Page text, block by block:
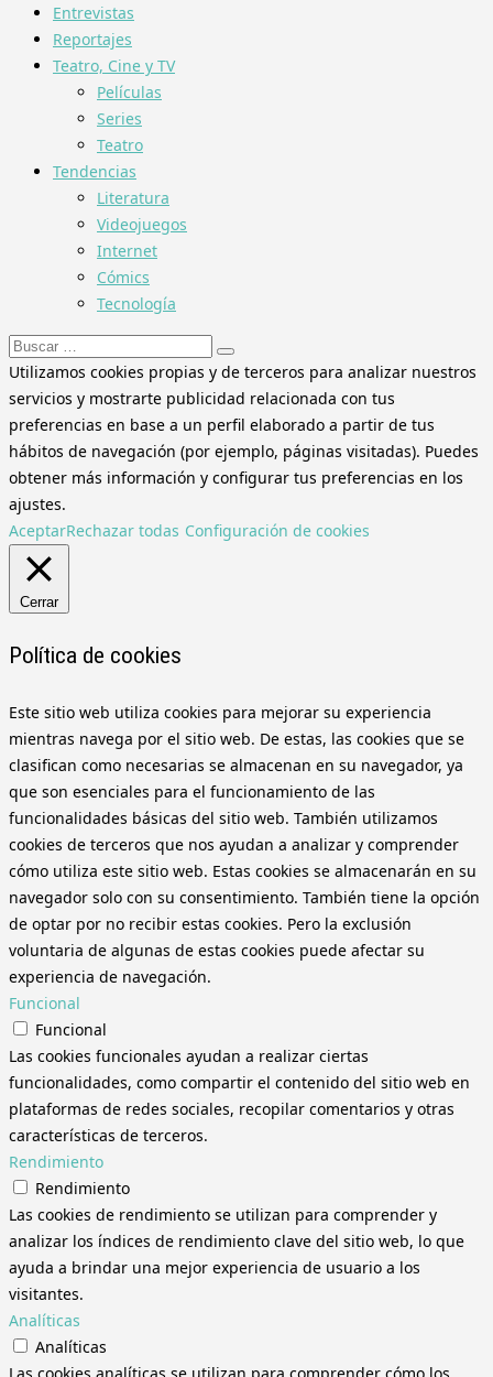
Entrevistas
Reportajes
Teatro, Cine y TV
Películas
Series
Teatro
Tendencias
Literatura
Videojuegos
Internet
Cómics
Tecnología
Buscar:
Utilizamos cookies propias y de terceros para analizar nuestros
servicios y mostrarte publicidad relacionada con tus
preferencias en base a un perfil elaborado a partir de tus
hábitos de navegación (por ejemplo, páginas visitadas). Puedes
obtener más información y configurar tus preferencias en los
ajustes.
AceptarRechazar todas Configuración de cookies
Cerrar
Política de cookies
Este sitio web utiliza cookies para mejorar su experiencia
mientras navega por el sitio web. De estas, las cookies que se
clasifican como necesarias se almacenan en su navegador, ya
que son esenciales para el funcionamiento de las
funcionalidades básicas del sitio web. También utilizamos
cookies de terceros que nos ayudan a analizar y comprender
cómo utiliza este sitio web. Estas cookies se almacenarán en su
navegador solo con su consentimiento. También tiene la opción
de optar por no recibir estas cookies. Pero la exclusión
voluntaria de algunas de estas cookies puede afectar su
experiencia de navegación.
Funcional
Funcional
Las cookies funcionales ayudan a realizar ciertas
funcionalidades, como compartir el contenido del sitio web en
plataformas de redes sociales, recopilar comentarios y otras
características de terceros.
Rendimiento
Rendimiento
Las cookies de rendimiento se utilizan para comprender y
analizar los índices de rendimiento clave del sitio web, lo que
ayuda a brindar una mejor experiencia de usuario a los
visitantes.
Analíticas
Analíticas